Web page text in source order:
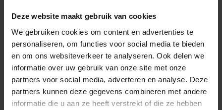
Deze website maakt gebruik van cookies
We gebruiken cookies om content en advertenties te
personaliseren, om functies voor social media te bieden
en om ons websiteverkeer te analyseren. Ook delen we
informatie over uw gebruik van onze site met onze
partners voor social media, adverteren en analyse. Deze
partners kunnen deze gegevens combineren met andere
informatie die u aan ze heeft verstrekt of die ze hebben